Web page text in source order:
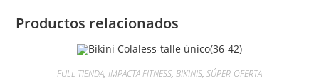
Productos relacionados
FULL TIENDA, IMPACTA FITNESS, BIKINIS, SÚPER-OFERTA